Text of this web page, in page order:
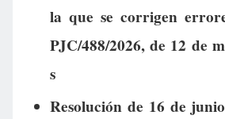
la que se corrigen
PJC/488/2026, de 12 de
s
Resolución de 16 de